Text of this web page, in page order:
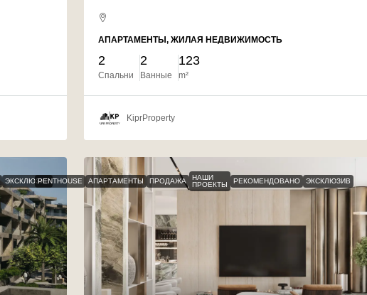
АПАРТАМЕНТЫ, ЖИЛАЯ НЕДВИЖИМОСТЬ
2
Спальни
2
Ванные
123
m²
KiprProperty
ЭКСКЛЮЗИВPENTHOUSE АПАРТАМЕНТЫ ПРОДАЖА
НАШИ
ПРОЕКТЫ
РЕКОМЕНДОВАНО ЭКСКЛЮЗИВ